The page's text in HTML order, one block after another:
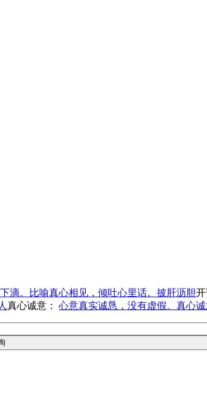
滴。比喻真心相见，倾吐心里话。披肝沥胆开
真心诚意： 心意真实诚恳，没有虚假。真心